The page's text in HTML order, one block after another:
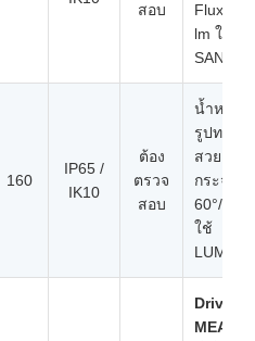
สอบ
Flux
lm ใช้ชิป
SANAN
160
IP65 /
IK10
ต้อง
ตรวจ
สอบ
น้ำหนักเ
รูปทรง
สวยงาม
กระจาย
60°/90°/
ใช้
Driver